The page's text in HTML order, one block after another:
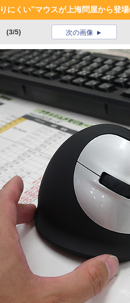
にくい”マウスが上海問屋から登場
(3/5) 次の画像